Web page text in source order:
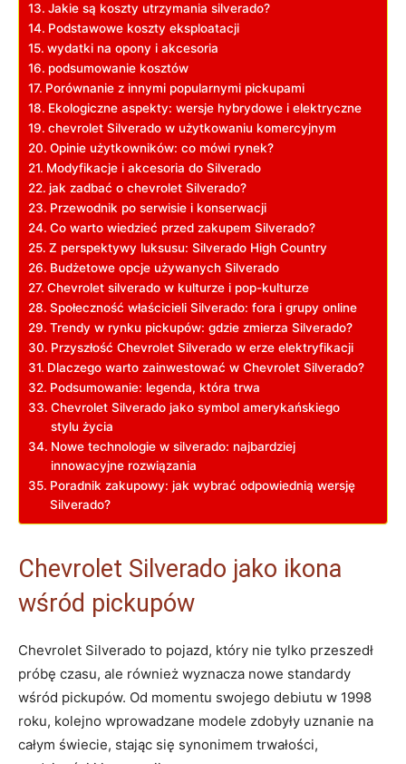
Jakie są koszty utrzymania silverado?
Podstawowe koszty eksploatacji
wydatki na opony i akcesoria
podsumowanie kosztów
Porównanie z innymi popularnymi pickupami
Ekologiczne aspekty: wersje hybrydowe i elektryczne
chevrolet Silverado w użytkowaniu komercyjnym
Opinie użytkowników: co mówi rynek?
Modyfikacje i akcesoria do Silverado
jak zadbać o chevrolet Silverado?
Przewodnik po serwisie i konserwacji
Co warto wiedzieć przed zakupem Silverado?
Z perspektywy luksusu: Silverado High Country
Budżetowe opcje używanych Silverado
Chevrolet silverado w kulturze i pop-kulturze
Społeczność właścicieli Silverado: fora i grupy online
Trendy w rynku pickupów: gdzie zmierza Silverado?
Przyszłość Chevrolet Silverado w erze elektryfikacji
Dlaczego warto zainwestować w Chevrolet Silverado?
Podsumowanie: legenda, która trwa
Chevrolet Silverado jako symbol amerykańskiego
stylu życia
Nowe technologie w silverado: najbardziej
innowacyjne rozwiązania
Poradnik zakupowy: jak wybrać odpowiednią wersję
Silverado?
Chevrolet Silverado jako ikona
wśród pickupów
Chevrolet Silverado to pojazd, który nie tylko przeszedł
próbę czasu, ale również wyznacza nowe standardy
wśród pickupów. Od momentu swojego debiutu w 1998
roku, kolejno wprowadzane modele zdobyły uznanie na
całym świecie, stając się synonimem trwałości,